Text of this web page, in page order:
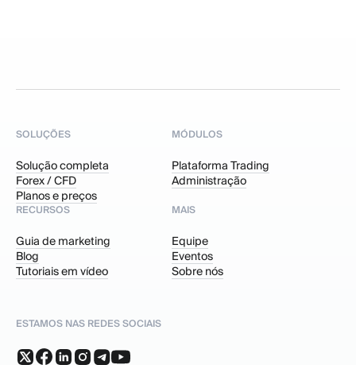
SOLUÇÕES
Solução completa
Forex / CFD
Planos e preços
MÓDULOS
Plataforma Trading
Administração
RECURSOS
Guia de marketing
Blog
Tutoriais em vídeo
MAIS
Equipe
Eventos
Sobre nós
ESTAMOS NAS REDES SOCIAIS